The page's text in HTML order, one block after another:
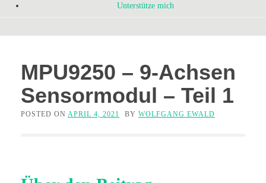
Unterstütze mich
MPU9250 – 9-Achsen
Sensormodul – Teil 1
POSTED ON APRIL 4, 2021 BY WOLFGANG EWALD